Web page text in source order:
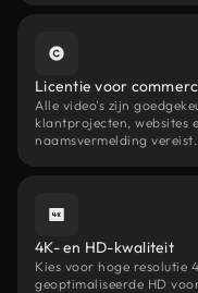
Licentie voor
Alle video's zijn
klantprojecten, websites
naamsvermelding vereist.
4K- en HD-kwaliteit
Kies voor hoge resolutie
geoptimaliseerde HD